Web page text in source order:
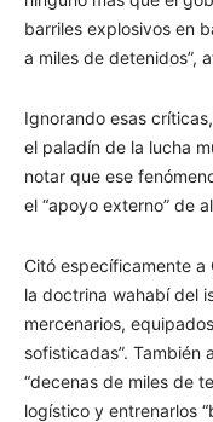
barriles explosivos en
a miles de detenidos”,
Ignorando esas
el paladín de la lucha
notar que ese
el “apoyo externo” de
Citó específicamente a
la doctrina wahabí del
mercenarios,
sofisticadas”. También
“decenas de miles de
logístico y entrenarlos